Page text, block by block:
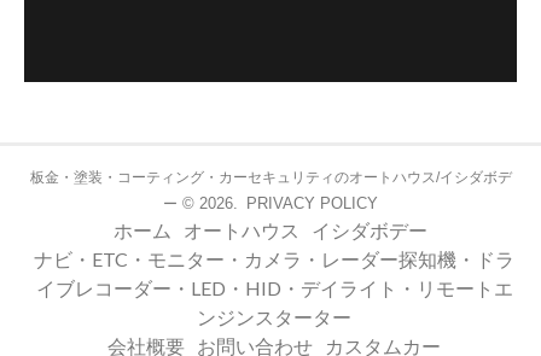
板金・塗装・コーティング・カーセキュリティのオートハウス/イシダボデ
ー © 2026. PRIVACY POLICY
ホーム オートハウス
イシダボデー
ナビ・ETC・モニター・カメラ・レーダー探知機・ドラ
イブレコーダー・LED・HID・デイライト・リモートエ
ンジンスターター
会社概要 お問い合わせ カスタムカー